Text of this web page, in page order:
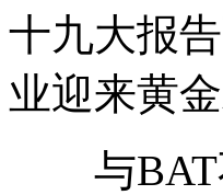
十九大报
业迎来黄
与BAT